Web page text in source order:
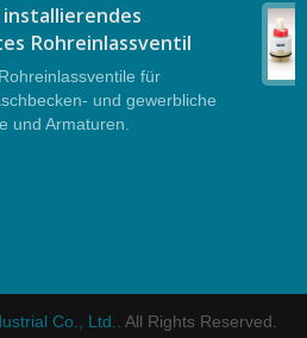
installierendes
Rohreinlassventil
für
und gewerbliche
und Armaturen.
Co., Ltd. . All Rights Reserved.